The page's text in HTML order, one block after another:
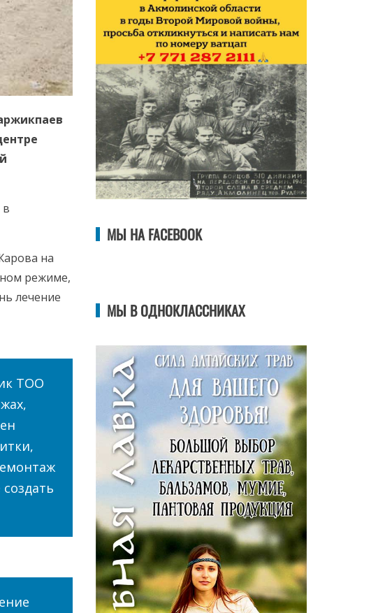
в
на
режиме,
лечение
ТОО
МЫ НА FACEBOOK
МЫ В ОДНОКЛАССНИКАХ